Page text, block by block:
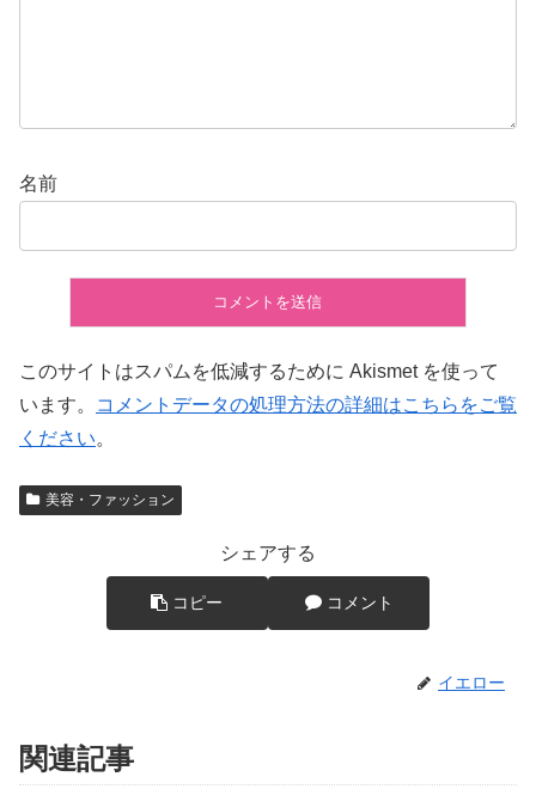
名前
このサイトはスパムを低減するために Akismet を使って
います。
コメントデータの処理方法の詳細はこちらをご覧
ください。
美容・ファッション
シェアする
コピー コメント
イエロー
関連記事